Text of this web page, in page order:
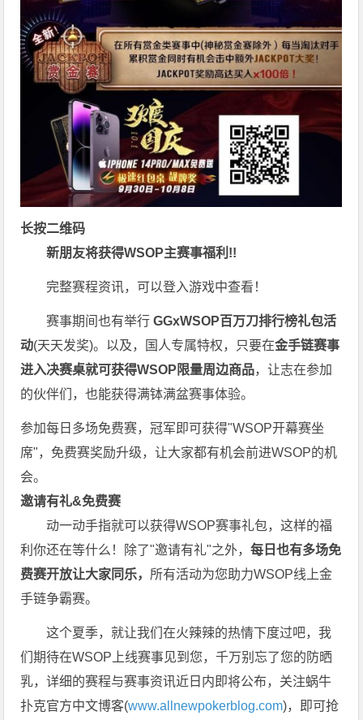
长按二维码
新朋友将获得WSOP主赛事福利!!
完整赛程资讯，可以登入游戏中查看！
赛事期间也有举行 GGxWSOP百万刀排行榜礼包活
动(天天发奖)。以及，国人专属特权，只要在金手链赛事
进入决赛桌就可获得WSOP限量周边商品，让志在参加
的伙伴们，也能获得满钵满盆赛事体验。
参加每日多场免费赛，冠军即可获得"WSOP开幕赛坐
席"，免费赛奖励升级，让大家都有机会前进WSOP的机
会。
邀请有礼&免费赛
动一动手指就可以获得WSOP赛事礼包，这样的福
利你还在等什么！除了"邀请有礼"之外，每 日也有多场免
费赛开放让大家同乐， 所有活动为您助力WSOP线上金
手链争霸赛。
这个夏季，就让我们在火辣辣的热情下度过吧，我
们期待在WSOP上线赛事见到您，千万别忘了您的防晒
乳，详细的赛程与赛事资讯近日内即将公布，关注蜗牛
扑克官方中文博客(www.allnewpokerblog.com)，即可抢